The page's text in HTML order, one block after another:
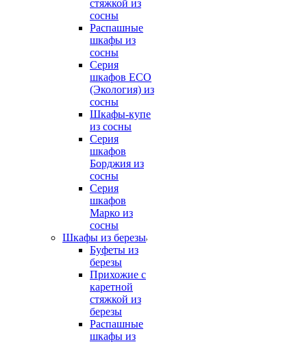
стяжкой из
сосны
Распашные
шкафы из
сосны
Серия
шкафов ECO
(Экология) из
сосны
Шкафы-купе
из сосны
Серия
шкафов
Борджия из
сосны
Серия
шкафов
Марко из
сосны
Шкафы из березы
Буфеты из
березы
Прихожие с
каретной
стяжкой из
березы
Распашные
шкафы из